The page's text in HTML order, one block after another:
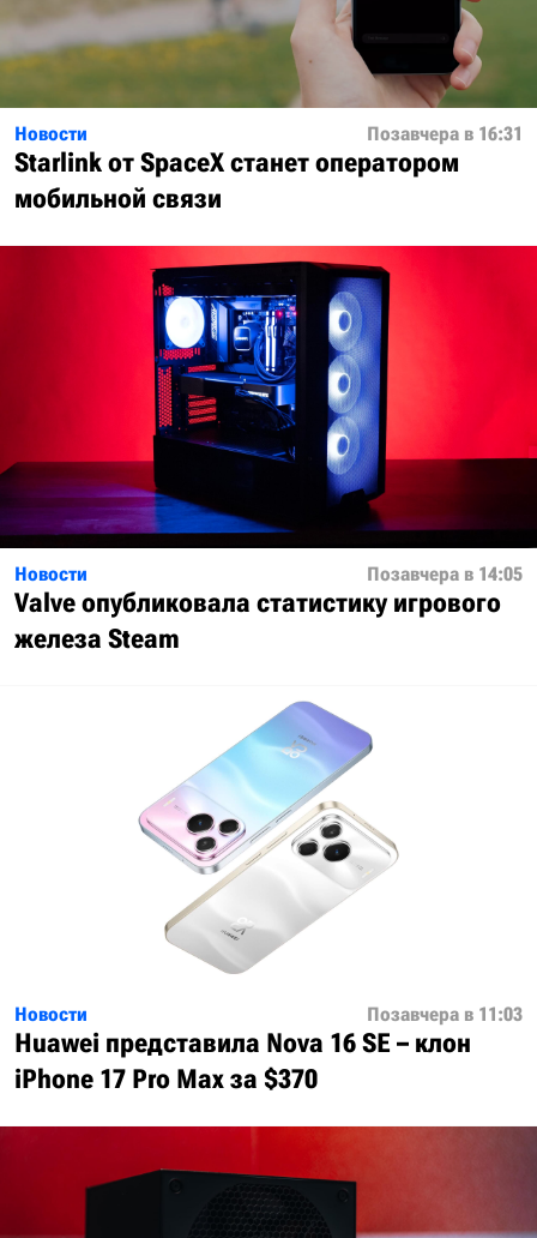
Новости Позавчера в 16:31
Starlink от SpaceX станет оператором
мобильной связи
Новости Позавчера в 14:05
Valve опубликовала статистику игрового
железа Steam
Новости Позавчера в 11:03
Huawei представила Nova 16 SE – клон
iPhone 17 Pro Max за $370